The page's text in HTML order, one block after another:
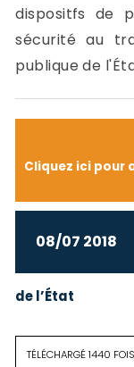
dispositfs de
sécurité au
publique de
Cliquez ici pour
08/07 2018
de l’État
TÉLÉCHARGÉ 1440 FOIS